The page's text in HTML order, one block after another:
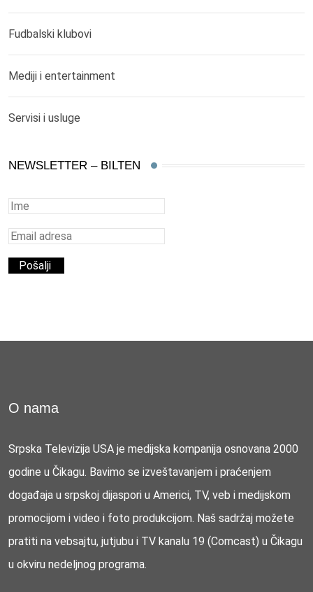
Fudbalski klubovi
Mediji i entertainment
Servisi i usluge
NEWSLETTER – BILTEN
O nama
Srpska Televizija USA je medijska kompanija osnovana 2000
godine u Čikagu. Bavimo se izveštavanjem i praćenjem
događaja u srpskoj dijaspori u Americi, TV, veb i medijskom
promocijom i video i foto produkcijom. Naš sadržaj možete
pratiti na vebsajtu, jutjubu i TV kanalu 19 (Comcast) u Čikagu
u okviru nedeljnog programa.